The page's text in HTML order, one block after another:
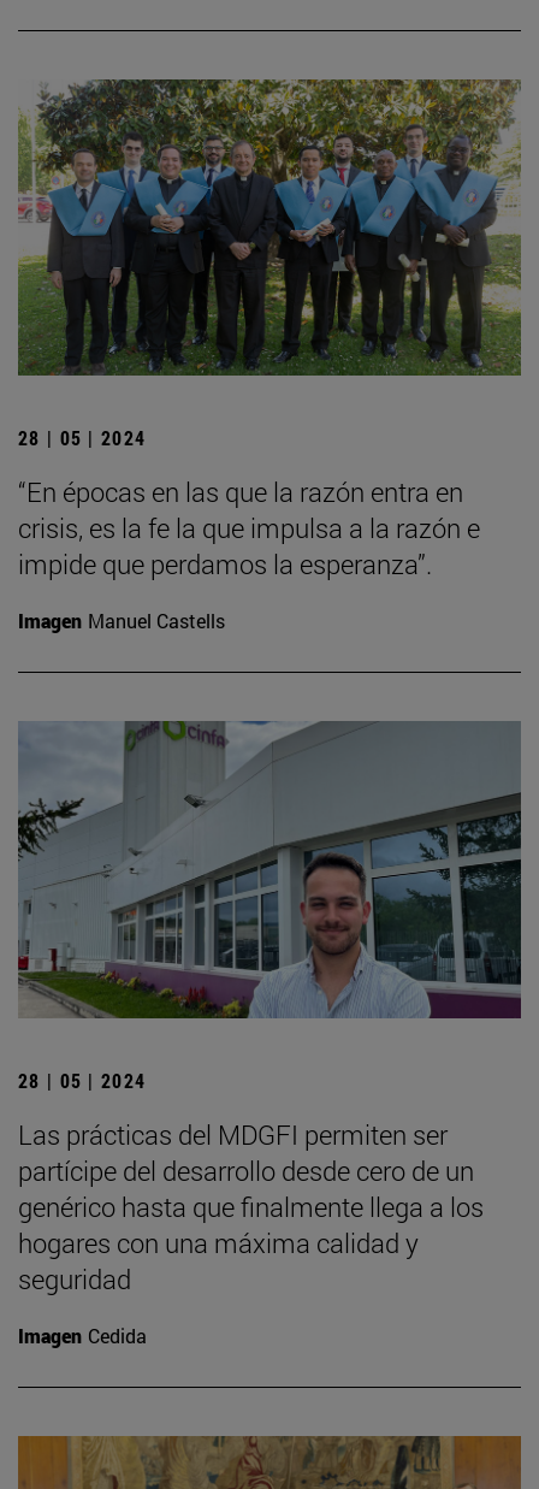
28 | 05 | 2024
“En épocas en las que la razón entra en
crisis, es la fe la que impulsa a la razón e
impide que perdamos la esperanza”.
Imagen Manuel Castells
28 | 05 | 2024
Las prácticas del MDGFI permiten ser
partícipe del desarrollo desde cero de un
genérico hasta que finalmente llega a los
hogares con una máxima calidad y
seguridad
Imagen Cedida